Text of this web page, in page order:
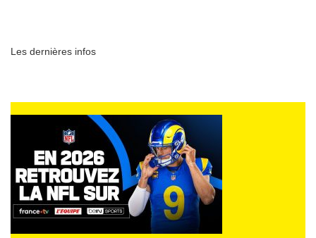
Les dernières infos